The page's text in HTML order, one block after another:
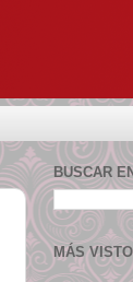
BUSCAR
MÁS